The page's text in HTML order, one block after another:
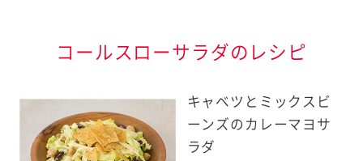
コールスローサラダのレシピ
キャベツとミックスビ
ーンズのカレーマヨサ
ラダ